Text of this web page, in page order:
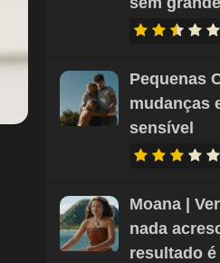
Pequenas
mudanças
sensível
Moana |
nada
resultado